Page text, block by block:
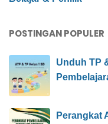
POSTINGAN POPULER
Unduh TP
Perangkat